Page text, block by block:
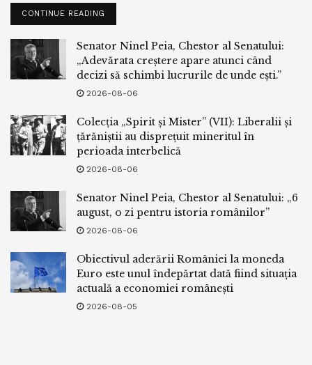
CONTINUE READING
Senator Ninel Peia, Chestor al Senatului:
„Adevărata creștere apare atunci când
decizi să schimbi lucrurile de unde ești.”
2026-08-06
Colecția „Spirit și Mister” (VII): Liberalii și
țărăniștii au disprețuit mineritul în
perioada interbelică
2026-08-06
Senator Ninel Peia, Chestor al Senatului: „6
august, o zi pentru istoria românilor”
2026-08-06
Obiectivul aderării României la moneda
Euro este unul îndepărtat dată fiind situația
actuală a economiei românești
2026-08-05